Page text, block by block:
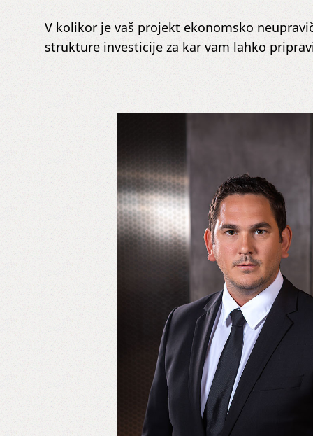
V kolikor je vaš projekt ekonomsko
strukture investicije za kar vam lahko